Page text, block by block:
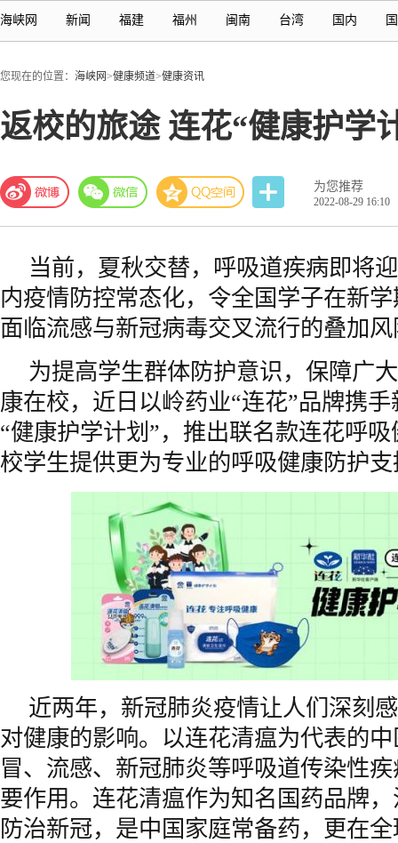
海峡网 新闻 福建 福州 闽南 台湾 国内
您现在的位置： 海峡网>健康频道>健康资讯
返校的旅途 连花“健康护学
为您推荐
2022-08-29 16:10
当前，夏秋交替，呼吸道疾病即将
内疫情防控常态化，令全国学子在新
面临流感与新冠病毒交叉流行的叠加
为提高学生群体防护意识，保障广
康在校，近日以岭药业“连花”品牌携
“健康护学计划”，推出联名款连花呼
校学生提供更为专业的呼吸健康防护
近两年，新冠肺炎疫情让人们深刻
对健康的影响。以连花清瘟为代表的
冒、流感、新冠肺炎等呼吸道传染性
要作用。连花清瘟作为知名国药品牌
防治新冠，是中国家庭常备药，更在